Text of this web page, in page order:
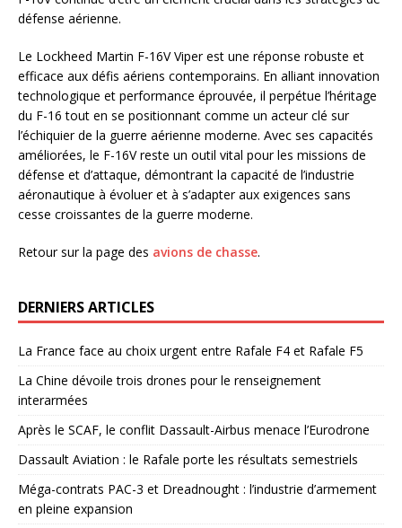
défense aérienne.
Le Lockheed Martin F-16V Viper est une réponse robuste et
efficace aux défis aériens contemporains. En alliant innovation
technologique et performance éprouvée, il perpétue l’héritage
du F-16 tout en se positionnant comme un acteur clé sur
l’échiquier de la guerre aérienne moderne. Avec ses capacités
améliorées, le F-16V reste un outil vital pour les missions de
défense et d’attaque, démontrant la capacité de l’industrie
aéronautique à évoluer et à s’adapter aux exigences sans
cesse croissantes de la guerre moderne.
Retour sur la page des avions de chasse.
DERNIERS ARTICLES
La France face au choix urgent entre Rafale F4 et Rafale F5
La Chine dévoile trois drones pour le renseignement
interarmées
Après le SCAF, le conflit Dassault-Airbus menace l’Eurodrone
Dassault Aviation : le Rafale porte les résultats semestriels
Méga-contrats PAC-3 et Dreadnought : l’industrie d’armement
en pleine expansion